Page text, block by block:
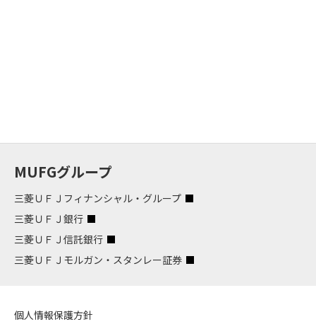
MUFGグループ
三菱ＵＦＪフィナンシャル・グループ
三菱ＵＦＪ銀行
三菱ＵＦＪ信託銀行
三菱ＵＦＪモルガン・スタンレー証券
個人情報保護方針